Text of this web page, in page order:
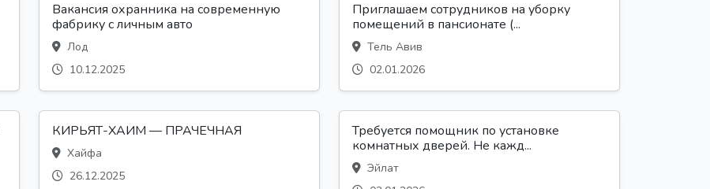
Вакансия охранника на современную
фабрику с личным авто
Лод
10.12.2025
Приглашаем сотрудников на уборку
помещений в пансионате (...
Тель Авив
02.01.2026
КИРЬЯТ-ХАИМ — ПРАЧЕЧНАЯ
Хайфа
26.12.2025
Требуется помощник по установке
комнатных дверей. Не кажд...
Эйлат